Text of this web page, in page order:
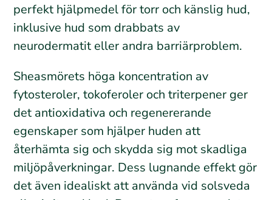
perfekt hjälpmedel för torr och känslig hud,
inklusive hud som drabbats av
neurodermatit eller andra barriärproblem.
Sheasmörets höga koncentration av
fytosteroler, tokoferoler och triterpener ger
det antioxidativa och regenererande
egenskaper som hjälper huden att
återhämta sig och skydda sig mot skadliga
miljöpåverkningar. Dess lugnande effekt gör
det även idealiskt att använda vid solsveda